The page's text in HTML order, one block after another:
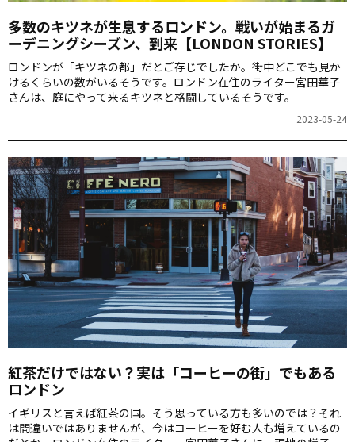
多数のキツネが生息するロンドン。戦いが始まるガ
ーデニングシーズン、到来【LONDON STORIES】
ロンドンが「キツネの都」だとご存じでしたか。街中どこでも見か
けるくらいの数がいるそうです。ロンドン在住のライター宮田華子
さんは、庭にやって来るキツネと格闘しているそうです。
2023-05-24
紅茶だけではない？実は「コーヒーの街」でもある
ロンドン
イギリスと言えば紅茶の国。そう思っている方も多いのでは？それ
は間違いではありませんが、今はコーヒーを好む人も増えているの